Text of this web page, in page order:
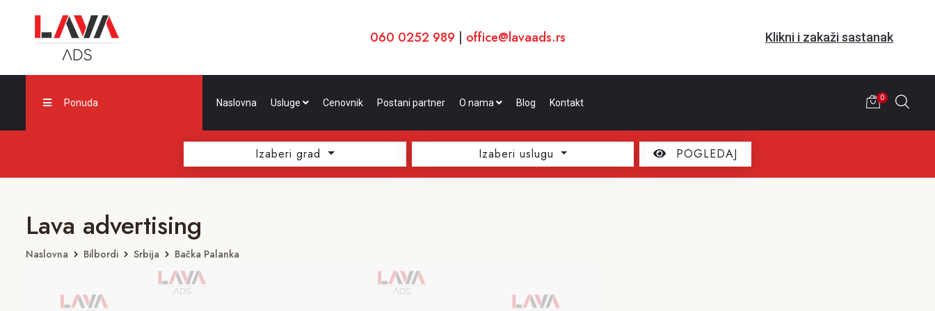
060 0252 989 | office@lavaads.rs Klikni i zakaži sastanak
Ponuda Naslovna Usluge Cenovnik Postani partner O nama Blog Kontakt 0
Izaberi grad Izaberi uslugu POGLEDAJ
Lava advertising
Naslovna Bilbordi Srbija Bačka Palanka